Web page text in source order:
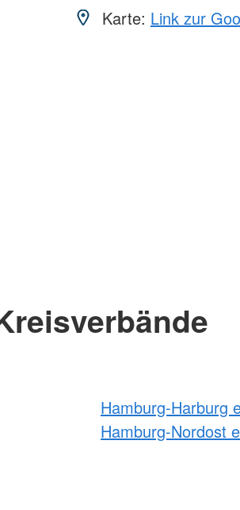
Karte: Link zur
Hamburg-Harburg
Hamburg-Nordost